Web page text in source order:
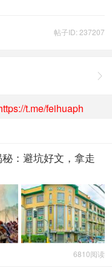
帖子ID: 237207

t.me/feihuaph
：避坑好文，拿走
6810阅读